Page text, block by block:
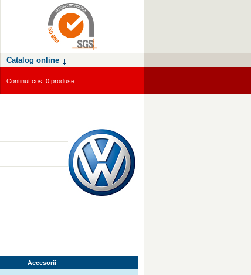
Catalog online
Continut cos: 0 produse
Accesorii